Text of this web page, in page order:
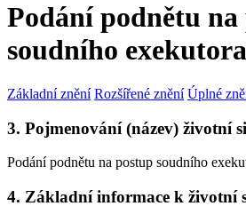
Podání podnětu na
soudního exekutora
Základní znění Rozšířené znění Úplné
3. Pojmenování (název) životní
Podání podnětu na postup soudního
4. Základní informace k životní